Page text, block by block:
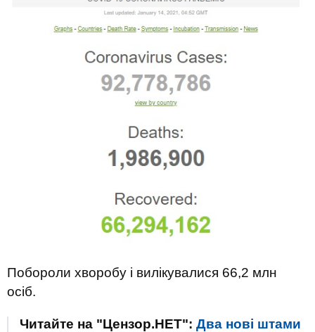
Побороли хворобу і вилікувалися 66,2 млн
осіб.
Читайте на "Цензор.НЕТ": Два нові штами